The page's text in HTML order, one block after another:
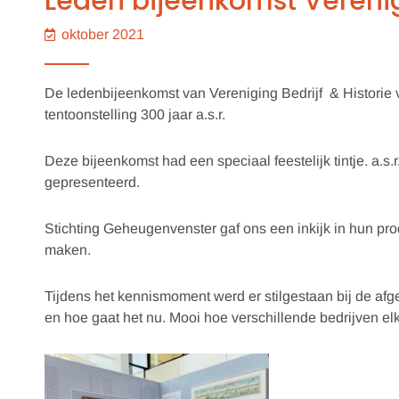
oktober 2021
De ledenbijeenkomst van Vereniging Bedrijf & Historie
tentoonstelling 300 jaar a.s.r.
Deze bijeenkomst had een speciaal feestelijk tintje.
gepresenteerd.
Stichting Geheugenvenster gaf ons een inkijk in hun
maken.
Tijdens het kennismoment werd er stilgestaan bij de
en hoe gaat het nu. Mooi hoe verschillende bedrijven